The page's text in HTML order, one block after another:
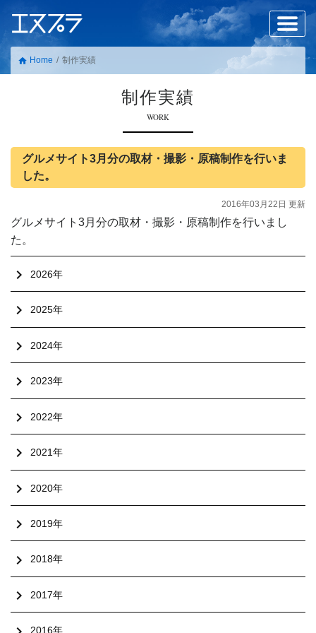
home Home 制作実績
制作実績
WORK
グルメサイト3月分の取材・撮影・原稿制作を行いま
した。
2016年03月22日 更新
グルメサイト3月分の取材・撮影・原稿制作を行いまし
た。
chevron_right 2026年
chevron_right 2025年
chevron_right 2024年
chevron_right 2023年
chevron_right 2022年
chevron_right 2021年
chevron_right 2020年
chevron_right 2019年
chevron_right 2018年
chevron_right 2017年
2016年